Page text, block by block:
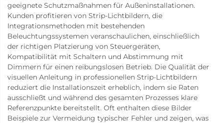
geeignete Schutzmaßnahmen für Außeninstallationen.
Kunden profitieren von Strip-Lichtbildern, die
Integrationsmethoden mit bestehenden
Beleuchtungssystemen veranschaulichen, einschließlich
der richtigen Platzierung von Steuergeräten,
Kompatibilität mit Schaltern und Abstimmung mit
Dimmern für einen reibungslosen Betrieb. Die Qualität der
visuellen Anleitung in professionellen Strip-Lichtbildern
reduziert die Installationszeit erheblich, indem sie Raten
ausschließt und während des gesamten Prozesses klare
Referenzpunkte bereitstellt. Oft enthalten diese Bilder
Beispiele zur Vermeidung typischer Fehler und zeigen, was